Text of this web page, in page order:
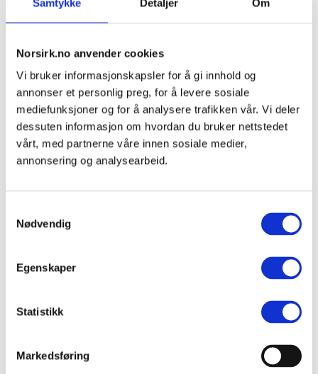
Samtykke Detaljer Om
Norsirk.no anvender cookies
Vi bruker informasjonskapsler for å gi innhold og
annonser et personlig preg, for å levere sosiale
mediefunksjoner og for å analysere trafikken vår. Vi deler
dessuten informasjon om hvordan du bruker nettstedet
vårt, med partnerne våre innen sosiale medier,
annonsering og analysearbeid.
Nødvendig
Egenskaper
Statistikk
Markedsføring
12.10.2021|Politikk
Miljødirektoratet er ute på tilsyn igjen - og nå er det
gjør det de skal - og at de har på plass tillatelser til å
miljøsanere og gjenvinne EE-avfall. Norsirk er godt
Environment Agency) er ute og kontrollerer.